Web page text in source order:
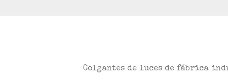
Colgantes de luces de fábrica